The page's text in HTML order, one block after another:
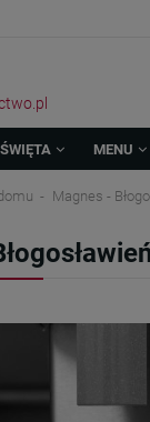
MENU
Magnes -